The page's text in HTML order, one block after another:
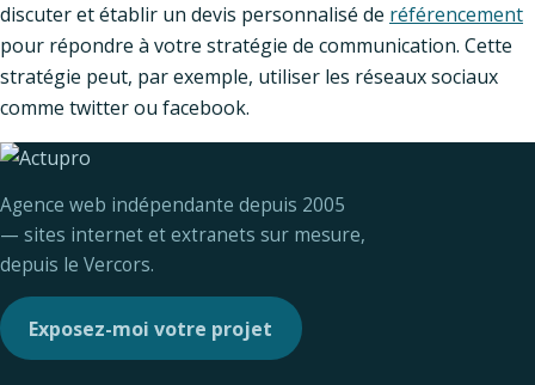
discuter et établir un devis personnalisé de référencement
pour répondre à votre stratégie de communication. Cette
stratégie peut, par exemple, utiliser les réseaux sociaux
comme twitter ou facebook.
Agence web indépendante depuis 2005
— sites internet et extranets sur mesure,
depuis le Vercors.
Exposez-moi votre projet